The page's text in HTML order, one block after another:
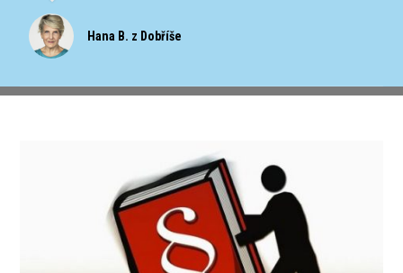
Hana B. z Dobříše